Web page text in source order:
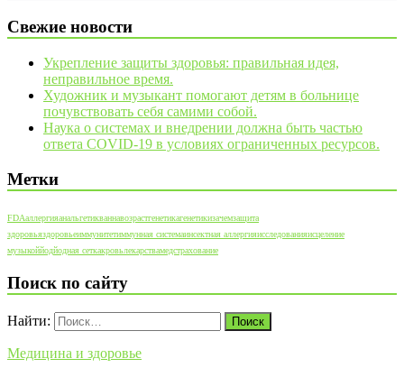
Свежие новости
Укрепление защиты здоровья: правильная идея,
неправильное время.
Художник и музыкант помогают детям в больнице
почувствовать себя самими собой.
Наука о системах и внедрении должна быть частью
ответа COVID-19 в условиях ограниченных ресурсов.
Метки
FDAаллергияанальгетикваннавозрастгенетикагенетикизачемзащита
здоровьяздоровьеиммунитетиммунная системаинсектная аллергияисследованияисцеление
музыкоййодйодная сеткакровьлекарствамедстрахование
Поиск по сайту
Найти:
Медицина и здоровье